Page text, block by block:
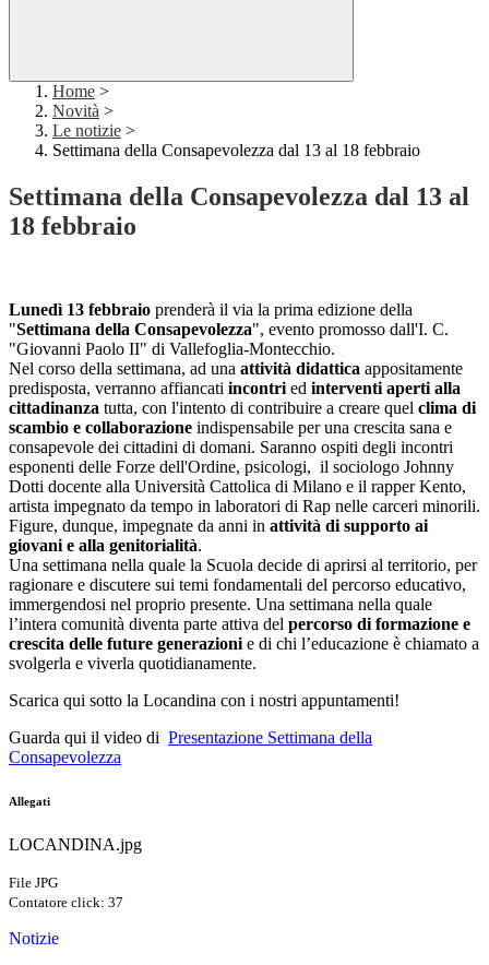
Home >
Novità >
Le notizie >
Settimana della Consapevolezza dal 13 al 18 febbraio
Settimana della Consapevolezza dal 13 al
18 febbraio
Lunedì 13 febbraio prenderà il via la prima edizione della
"Settimana della Consapevolezza", evento promosso dall'I. C.
"Giovanni Paolo II" di Vallefoglia-Montecchio.
Nel corso della settimana, ad una attività didattica appositamente
predisposta, verranno affiancati incontri ed interventi aperti alla
cittadinanza tutta, con l'intento di contribuire a creare quel clima di
scambio e collaborazione indispensabile per una crescita sana e
consapevole dei cittadini di domani. Saranno ospiti degli incontri
esponenti delle Forze dell'Ordine, psicologi, il sociologo Johnny
Dotti docente alla Università Cattolica di Milano e il rapper Kento,
artista impegnato da tempo in laboratori di Rap nelle carceri minorili.
Figure, dunque, impegnate da anni in attività di supporto ai
giovani e alla genitorialità.
Una settimana nella quale la Scuola decide di aprirsi al territorio, per
ragionare e discutere sui temi fondamentali del percorso educativo,
immergendosi nel proprio presente. Una settimana nella quale
l’intera comunità diventa parte attiva del percorso di formazione e
crescita delle future generazioni e di chi l’educazione è chiamato a
svolgerla e viverla quotidianamente.
Scarica qui sotto la Locandina con i nostri appuntamenti!
Guarda qui il video di Presentazione Settimana della
Consapevolezza
Allegati
LOCANDINA.jpg
File JPG
Contatore click: 37
Notizie